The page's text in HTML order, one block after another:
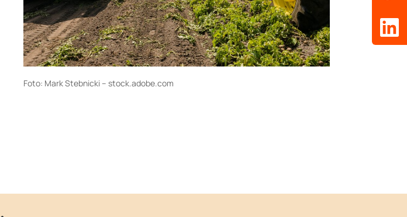
Foto: Mark Stebnicki – stock.adobe.com